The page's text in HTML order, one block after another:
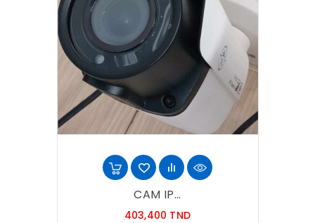
CAM IP...
403,400 TNDPrix